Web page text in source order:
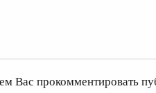
Вас прокомментировать